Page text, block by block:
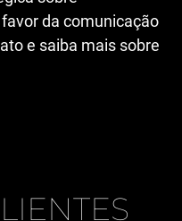
da comunicação
e saiba mais sobre